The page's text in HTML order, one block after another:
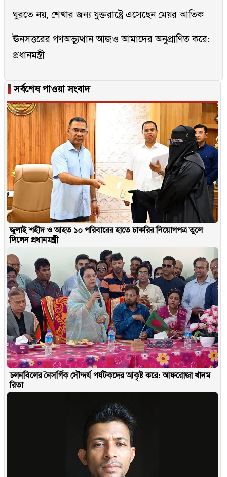
ঘুরতে নয়, শেখার জন্য যুক্তরাষ্ট্রে এসেছেন মেয়র আতিক
ঊনসত্তরের গণঅভ্যুত্থান আজও আমাদের অনুপ্রাণিত করে:
প্রধানমন্ত্রী
▐সর্বশেষ পাওয়া সংবাদ
জুলাই শহীদ ও আহত ১০ পরিবারের হাতে চাকরির নিয়োগপত্র তুলে
দিলেন প্রধানমন্ত্রী
চলনবিলের নৈসর্গিক সৌন্দর্য পর্যটকদের আকৃষ্ট করে: আফরোজা খানম
রিতা